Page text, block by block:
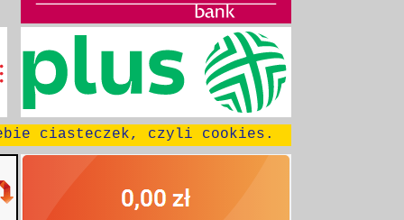
ciasteczek, czyli cookies.
~~~ ~~~
Polkomtel
Plus
300 na 100